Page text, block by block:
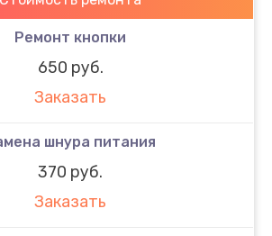
Ремонт кнопки
650 руб.
Заказать
шнура питания
370 руб.
Заказать